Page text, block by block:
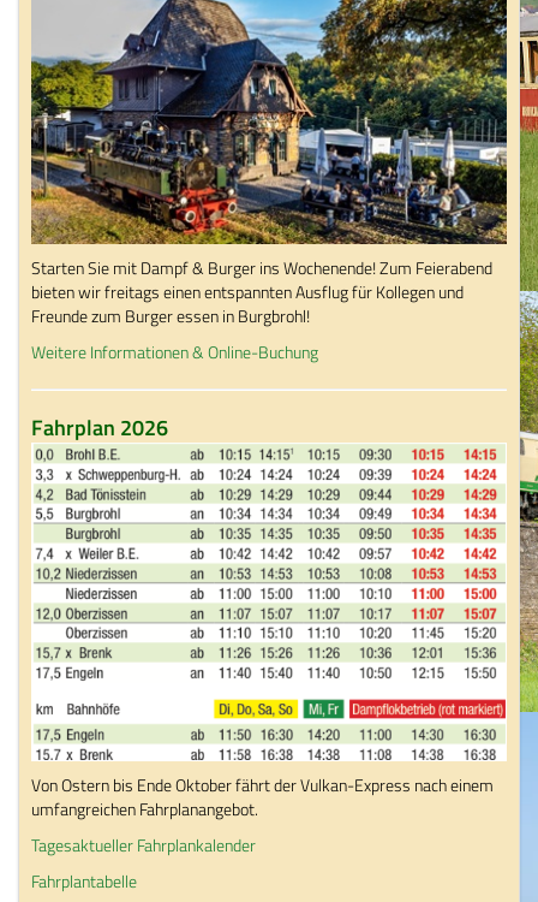
Starten Sie mit Dampf & Burger ins Wochenende! Zum Feierabend
bieten wir freitags einen entspannten Ausflug für Kollegen und
Freunde zum Burger essen in Burgbrohl!
Weitere Informationen & Online-Buchung
Fahrplan 2026
Von Ostern bis Ende Oktober fährt der Vulkan-Express nach einem
umfangreichen Fahrplanangebot.
Tagesaktueller Fahrplankalender
Fahrplantabelle